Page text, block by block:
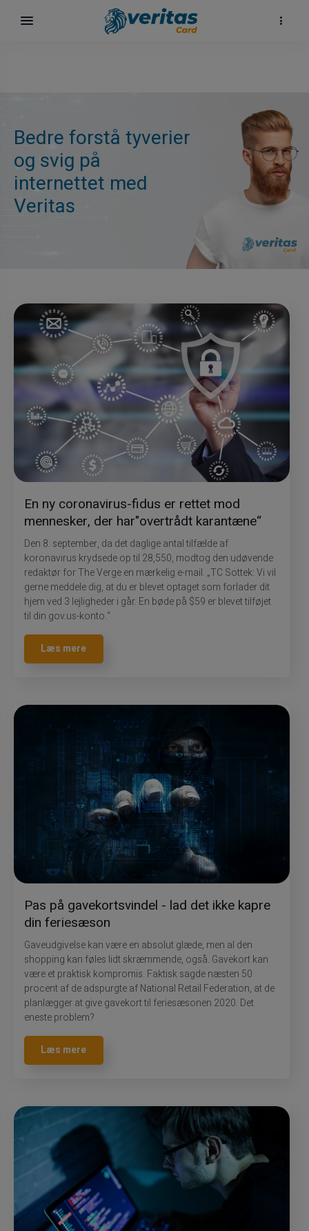
Bedre forstå tyverier
og svig på
internettet med
Veritas
En ny coronavirus-fidus er rettet mod
mennesker, der har"overtrådt karantæne“
Den 8. september, da det daglige antal tilfælde af
koronavirus krydsede op til 28,550, modtog den udøvende
redaktør for The Verge en mærkelig e-mail. „TC Sottek: Vi vil
gerne meddele dig, at du er blevet optaget som forlader dit
hjem ved 3 lejligheder i går. En bøde på $59 er blevet tilføjet
til din gov.us-konto.“
Læs mere
Pas på gavekortsvindel - lad det ikke kapre
din feriesæson
Gaveudgivelse kan være en absolut glæde, men al den
shopping kan føles lidt skræmmende, også. Gavekort kan
være et praktisk kompromis. Faktisk sagde næsten 50
procent af de adspurgte af National Retail Federation, at de
planlægger at give gavekort til feriesæsonen 2020. Det
eneste problem?
Læs mere